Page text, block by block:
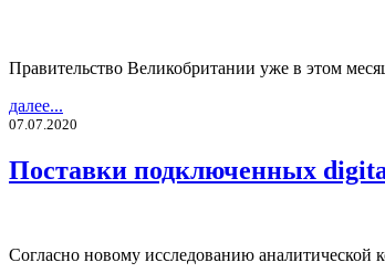
Правительство Великобритании уже в этом
далее...
07.07.2020
Поставки подключенных
Согласно новому исследованию